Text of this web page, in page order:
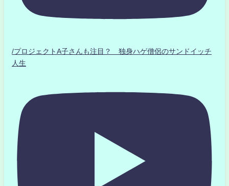
/プロジェクトA子さんも注目？ 独身ハゲ僧侶のサンドイッチ
人生